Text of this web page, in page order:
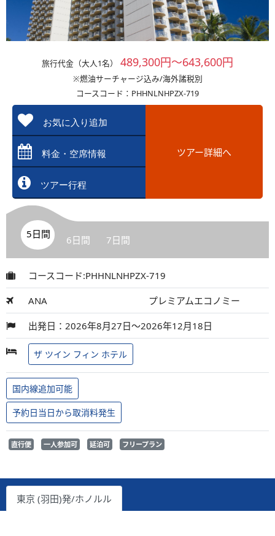
旅行代金（大人1名） 489,300円～643,600円
※燃油サーチャージ込み/海外諸税別
コースコード：PHHNLNHPZX-719
お気に入り追加
料金・空席情報
ツアー行程
ツアー詳細へ
5日間 6日間 7日間
コースコード:PHHNLNHPZX-719
ANA プレミアムエコノミー
出発日：2026年8月27日～2026年12月18日
ザ ツイン フィン ホテル
国内線追加可能
予約日当日から取消料発生
直行便 一人参加可 延泊可 フリープラン
東京 (羽田)発/ホノルル